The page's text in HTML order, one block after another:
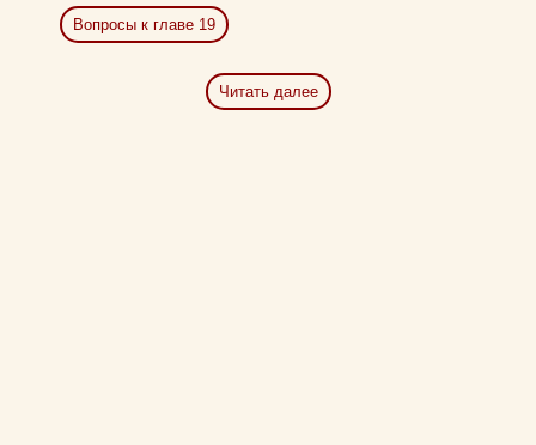
Вопросы к главе 19
Читать далее